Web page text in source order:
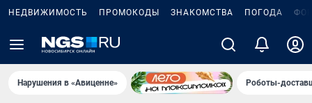
НЕДВИЖИМОСТЬ ПРОМОКОДЫ ЗНАКОМСТВА ПОГОДА
Нарушения в «Авиценне» Роботы-